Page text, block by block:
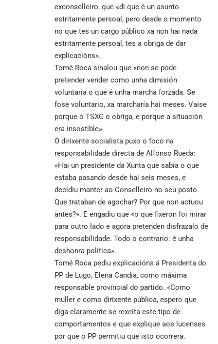
exconselleiro, que «di que é un asunto
estritamente persoal, pero desde o momento
no que tes un cargo público xa non hai nada
estritamente persoal, tes a obriga de dar
explicacións».
Tomé Roca sinalou que «non se pode
pretender vender como unha dimisión
voluntaria o que é unha marcha forzada. Se
fose voluntario, xa marcharía hai meses. Vaise
porque o TSXG o obriga, e porque a situación
era insostible».
O dirixente socialista puxo o foco na
responsabilidade directa de Alfonso Rueda:
«Hai un presidente da Xunta que sabía o que
estaba pasando desde hai seis meses, e
decidiu manter ao Conselleiro no seu posto.
Que trataban de agochar? Por que non actuou
antes?». E engadiu que «o que fixeron foi mirar
para outro lado e agora pretenden disfrazalo de
responsabilidade. Todo o contrario: é unha
deshonra política».
Tomé Roca pediu explicacións á Presidenta do
PP de Lugo, Elena Candia, como máxima
responsable provincial do partido. «Como
muller e como dirixente pública, espero que
diga claramente se rexeita este tipo de
comportamentos e que explique aos lucenses
por que o PP permitiu que isto ocorrera.